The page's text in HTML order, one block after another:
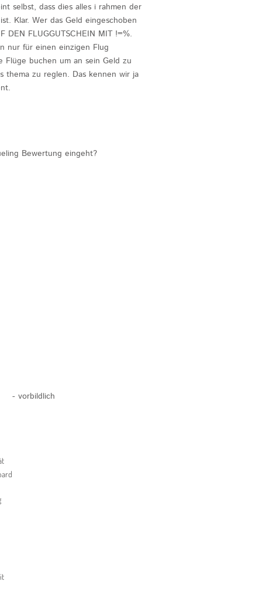
selbst, dass dies alles i rahmen der
Klar. Wer das Geld eingeschoben
DEN FLUGGUTSCHEIN MIT !=%.
nur für einen einzigen Flug
Flüge buchen um an sein Geld zu
thema zu reglen. Das kennen wir ja
Bewertung eingeht?
- vorbildlich